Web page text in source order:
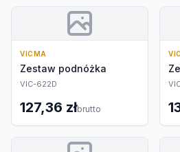
VICMA
Zestaw podnóżka
VIC-622D
127,36 złbrutto